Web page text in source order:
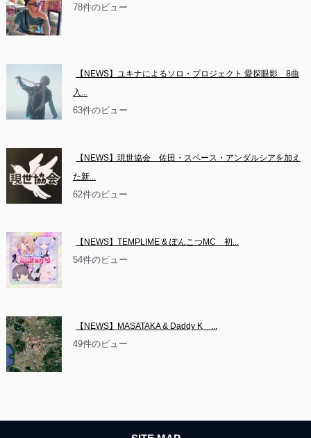
78件のビュー
【NEWS】ユキナによるソロ・プロジェクト 愛探眼影　8曲
入...
63件のビュー
【NEWS】現世協会　佐田・スペース・アンダルシアを加え
た新...
62件のビュー
【NEWS】TEMPLIME & ぽんこつMC　初...
54件のビュー
【NEWS】MASATAKA & Daddy K　...
49件のビュー